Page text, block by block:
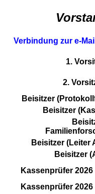
Verbindung zur e-
1.
2.
Beisitzer
Beisitzer
Beisitzer (Leiter
Beisitzer
Kassenprüfer 2026
Kassenprüfer 2026